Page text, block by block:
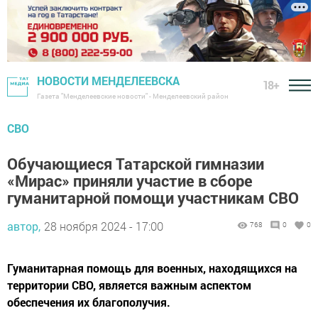
НОВОСТИ МЕНДЕЛЕЕВСКА
Газета "Менделеевские новости" - Менделеевский район
18+
СВО
Обучающиеся Татарской гимназии
«Мирас» приняли участие в сборе
гуманитарной помощи участникам СВО
автор, 28 ноября 2024 - 17:00 768 0 0
Гуманитарная помощь для военных, находящихся на
территории СВО, является важным аспектом
обеспечения их благополучия.